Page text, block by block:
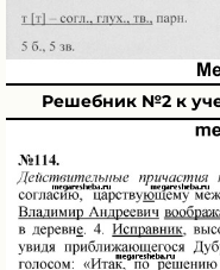
Решебник №2 к